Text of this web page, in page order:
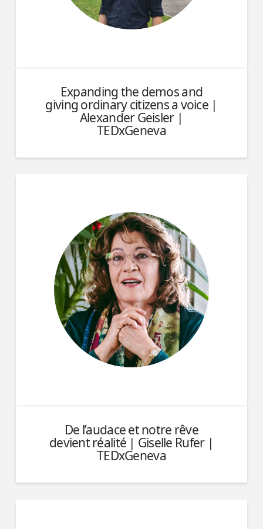
Expanding the demos and
giving ordinary citizens a voice |
Alexander Geisler |
TEDxGeneva
De l’audace et notre rêve
devient réalité | Giselle Rufer |
TEDxGeneva